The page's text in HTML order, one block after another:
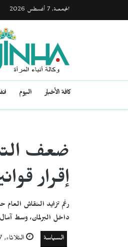
الجمعـة, 7 أغسطس 2026
كافة الأخبار اليوم
ضعف
إقرار
رغم تزايد النقاش العام
داخل البرلمان، وسط
السياسة الثلاثاء, 17 مارس 2026, 07:10